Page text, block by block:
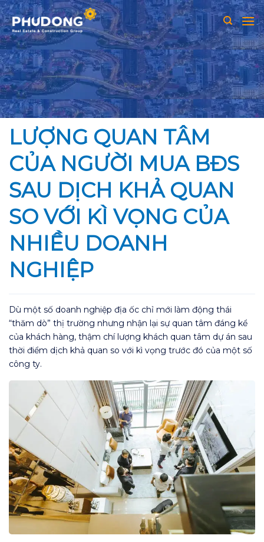
Skip
to
content
LƯỢNG QUAN TÂM
CỦA NGƯỜI MUA BĐS
SAU DỊCH KHẢ QUAN
SO VỚI KÌ VỌNG CỦA
NHIỀU DOANH
NGHIỆP
Dù một số doanh nghiệp địa ốc chỉ mới làm động thái
“thăm dò” thị trường nhưng nhận lại sự quan tâm đáng kể
của khách hàng, thậm chí lượng khách quan tâm dự án sau
thời điểm dịch khả quan so với kì vọng trước đó của một số
công ty.